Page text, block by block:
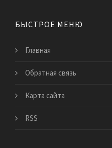
БЫСТРОЕ МЕНЮ
Главная
Обратная связь
Карта сайта
RSS